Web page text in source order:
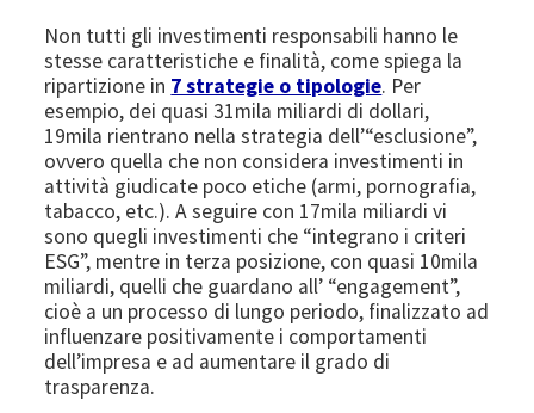
Non tutti gli investimenti responsabili hanno le
stesse caratteristiche e finalità, come spiega la
ripartizione in 7 strategie o tipologie. Per
esempio, dei quasi 31mila miliardi di dollari,
19mila rientrano nella strategia dell’“esclusione”,
ovvero quella che non considera investimenti in
attività giudicate poco etiche (armi, pornografia,
tabacco, etc.). A seguire con 17mila miliardi vi
sono quegli investimenti che “integrano i criteri
ESG”, mentre in terza posizione, con quasi 10mila
miliardi, quelli che guardano all’ “engagement”,
cioè a un processo di lungo periodo, finalizzato ad
influenzare positivamente i comportamenti
dell’impresa e ad aumentare il grado di
trasparenza.